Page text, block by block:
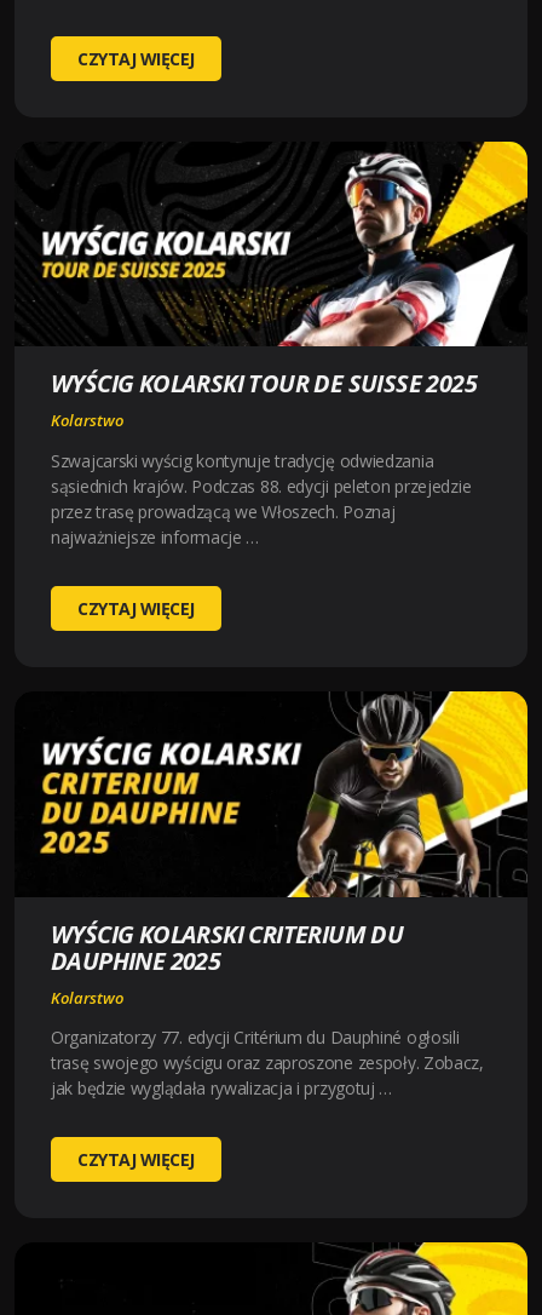
WYŚCIG
KOLARSKI
CZYTAJ WIĘCEJ
WYŚCIG KOLARSKI TOUR DE SUISSE 2025
Kolarstwo
Szwajcarski wyścig kontynuje tradycję odwiedzania
sąsiednich krajów. Podczas 88. edycji peleton przejedzie
przez trasę prowadzącą we Włoszech. Poznaj
najważniejsze informacje …
WYŚCIG
KOLARSKI
2025
CZYTAJ WIĘCEJ
WYŚCIG KOLARSKI CRITERIUM DU
DAUPHINE 2025
Kolarstwo
Organizatorzy 77. edycji Critérium du Dauphiné ogłosili
trasę swojego wyścigu oraz zaproszone zespoły. Zobacz,
jak będzie wyglądała rywalizacja i przygotuj …
WYŚCIG
KOLARSKI
CZYTAJ WIĘCEJ